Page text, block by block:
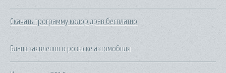
Скачать программу колор драв бесплатно
Бланк заявления о розыске автомобиля